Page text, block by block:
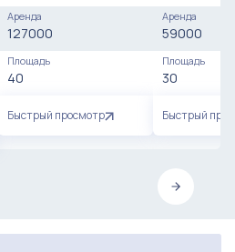
Аренда
127000
Площадь
40
Быстрый просмотр
Аренда
59000
Площадь
30
Быстрый